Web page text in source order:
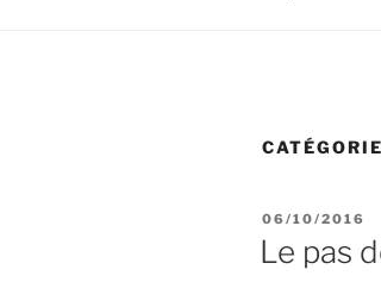
PUBLIÉ
LE
06/10/2016
Le pas